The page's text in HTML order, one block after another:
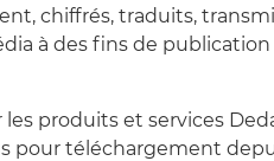
chiffrés, traduits,
à des fins de
produits et services
pour téléchargement